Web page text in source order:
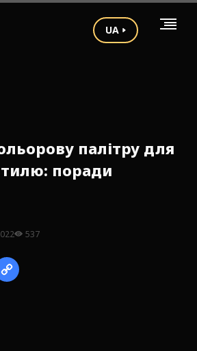
UA
палітру для
поради
537